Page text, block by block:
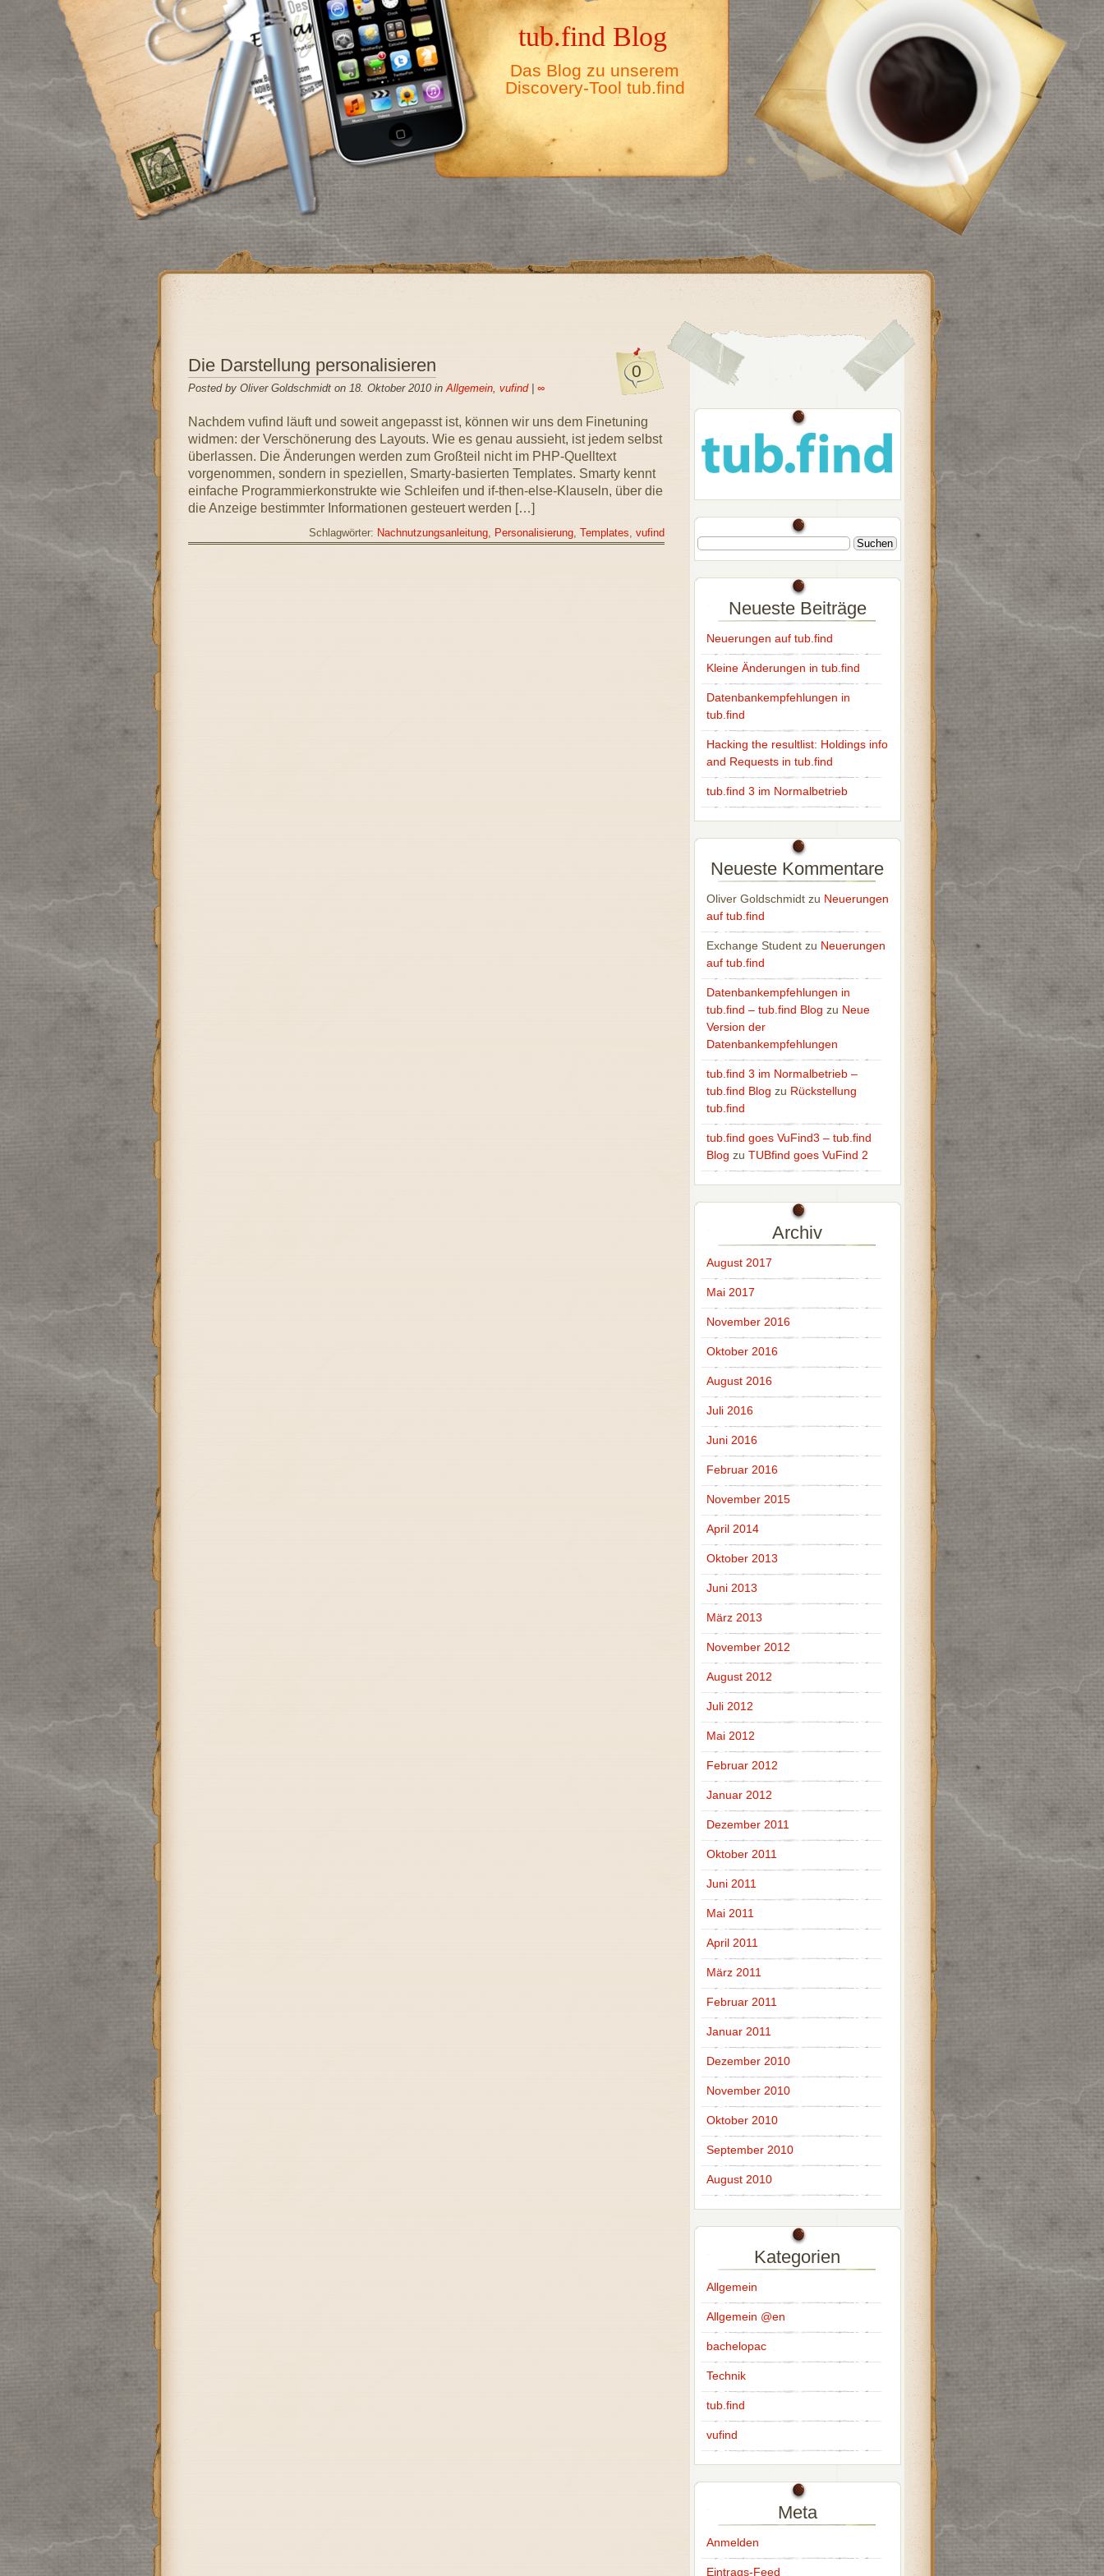
tub.find Blog
Das Blog zu unserem
Discovery-Tool tub.find
0
Die Darstellung personalisieren
Posted by Oliver Goldschmidt on 18. Oktober 2010 inAllgemein, vufind| ∞
Nachdem vufind läuft und soweit angepasst ist, können wir uns dem Finetuning
widmen: der Verschönerung des Layouts. Wie es genau aussieht, ist jedem selbst
überlassen. Die Änderungen werden zum Großteil nicht im PHP-Quelltext
vorgenommen, sondern in speziellen, Smarty-basierten Templates. Smarty kennt
einfache Programmierkonstrukte wie Schleifen und if-then-else-Klauseln, über die
die Anzeige bestimmter Informationen gesteuert werden […]
Schlagwörter: Nachnutzungsanleitung, Personalisierung, Templates, vufind
Neueste Beiträge
Neuerungen auf tub.find
Kleine Änderungen in tub.find
Datenbankempfehlungen in
tub.find
Hacking the resultlist: Holdings info
and Requests in tub.find
tub.find 3 im Normalbetrieb
Neueste Kommentare
Oliver Goldschmidtzu Neuerungen
auf tub.find
Exchange Studentzu Neuerungen
auf tub.find
Datenbankempfehlungen in
tub.find – tub.find Blog zu Neue
Version der
Datenbankempfehlungen
tub.find 3 im Normalbetrieb –
tub.find Blog zu Rückstellung
tub.find
tub.find goes VuFind3 – tub.find
Blog zu TUBfind goes VuFind 2
Archiv
August 2017
Mai 2017
November 2016
Oktober 2016
August 2016
Juli 2016
Juni 2016
Februar 2016
November 2015
April 2014
Oktober 2013
Juni 2013
März 2013
November 2012
August 2012
Juli 2012
Mai 2012
Februar 2012
Januar 2012
Dezember 2011
Oktober 2011
Juni 2011
Mai 2011
April 2011
März 2011
Februar 2011
Januar 2011
Dezember 2010
November 2010
Oktober 2010
September 2010
August 2010
Kategorien
Allgemein
Allgemein @en
bachelopac
Technik
tub.find
vufind
Meta
Anmelden
Eintrags-Feed